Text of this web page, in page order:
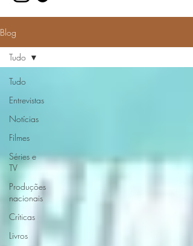
Blog
Tudo
Entrevistas
Notícias
Filmes
Séries e
TV
Produções
nacionais
Críticas
Livros
Tudo